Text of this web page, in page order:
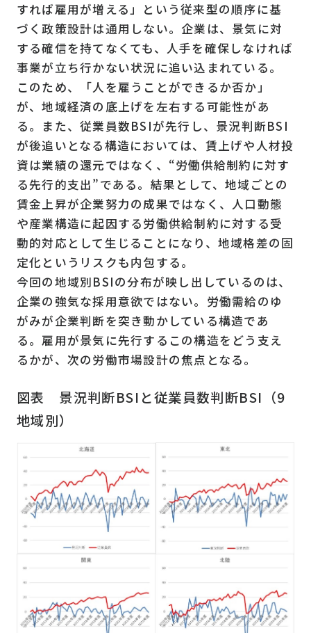
すれば雇用が増える」という従来型の順序に基
づく政策設計は通用しない。企業は、景気に対
する確信を持てなくても、人手を確保しなければ
事業が立ち行かない状況に追い込まれている。
このため、「人を雇うことができるか否か」
が、地域経済の底上げを左右する可能性があ
る。また、従業員数BSIが先行し、景況判断BSI
が後追いとなる構造においては、賃上げや人材投
資は業績の還元ではなく、“労働供給制約に対す
る先行的支出”である。結果として、地域ごとの
賃金上昇が企業努力の成果ではなく、人口動態
や産業構造に起因する労働供給制約に対する受
動的対応として生じることになり、地域格差の固
定化というリスクも内包する。
今回の地域別BSIの分布が映し出しているのは、
企業の強気な採用意欲ではない。労働需給のゆ
がみが企業判断を突き動かしている構造であ
る。雇用が景気に先行するこの構造をどう支え
るかが、次の労働市場設計の焦点となる。
図表 景況判断BSIと従業員数判断BSI（9
地域別）